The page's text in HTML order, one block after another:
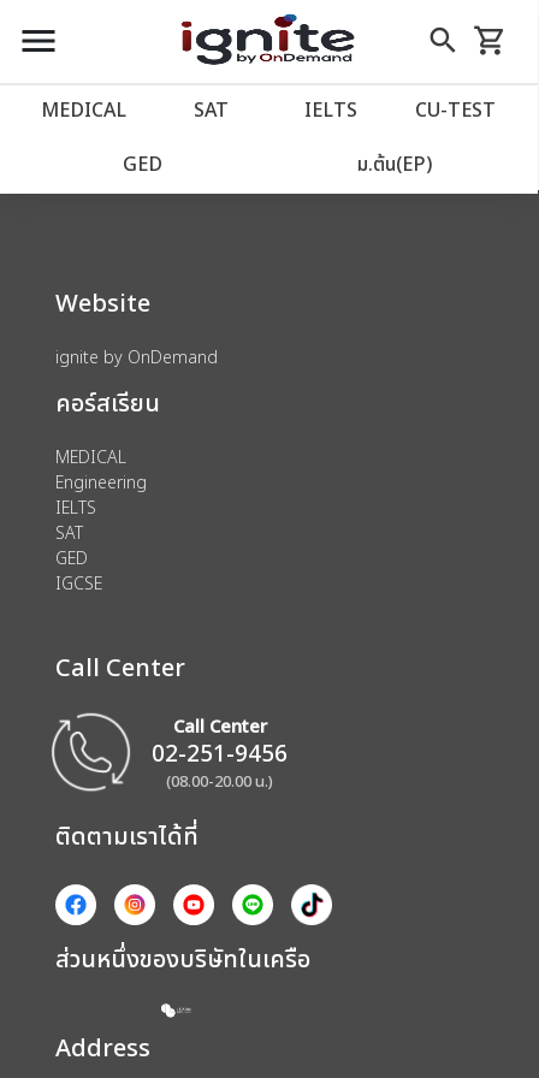
close
account_balance หน้าแรก
เว็บไซต์อิกไนท์
import_contacts วางแผนการเรียน
account_circle เข้าสู่ระบบ
assignment ลงทะเบียน
menu search
Skip
to
shopping_cart
รถเข็น
MEDICAL SAT IELTS CU‑TEST
GED ม.ต้น(EP)
We could not find anything for 80000179
Website
ignite by OnDemand
คอร์สเรียน
MEDICAL
Engineering
IELTS
SAT
GED
IGCSE
Call Center
Call Center
02-251-9456
(08.00-20.00 น.)
ติดตามเราได้ที่
ส่วนหนึ่งของบริษัทในเครือ
Address